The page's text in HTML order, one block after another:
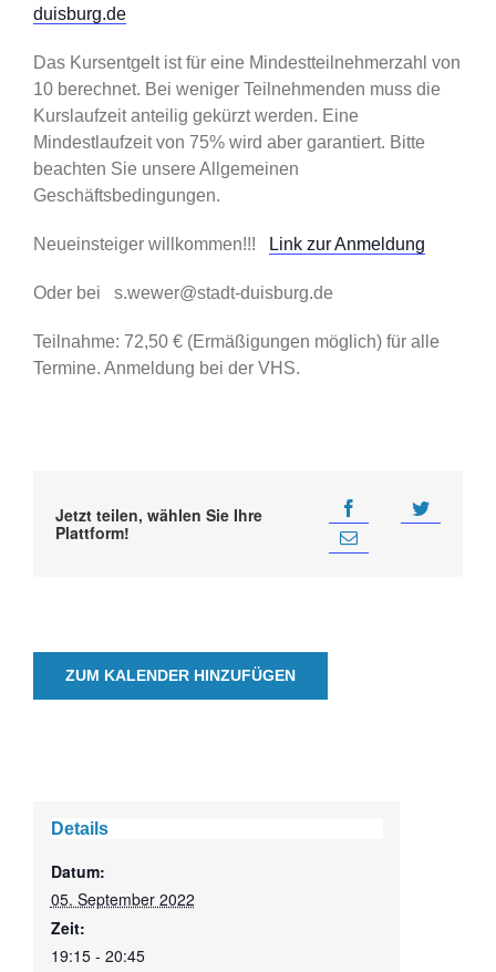
duisburg.de
Das Kursentgelt ist für eine Mindestteilnehmerzahl von
10 berechnet. Bei weniger Teilnehmenden muss die
Kurslaufzeit anteilig gekürzt werden. Eine
Mindestlaufzeit von 75% wird aber garantiert. Bitte
beachten Sie unsere Allgemeinen
Geschäftsbedingungen.
Neueinsteiger willkommen!!! Link zur Anmeldung
Oder bei s.wewer@stadt-duisburg.de
Teilnahme: 72,50 € (Ermäßigungen möglich) für alle
Termine. Anmeldung bei der VHS.
Jetzt teilen, wählen Sie Ihre
Plattform!
ZUM KALENDER HINZUFÜGEN
Details
Datum:
05. September 2022
Zeit:
19:15 - 20:45